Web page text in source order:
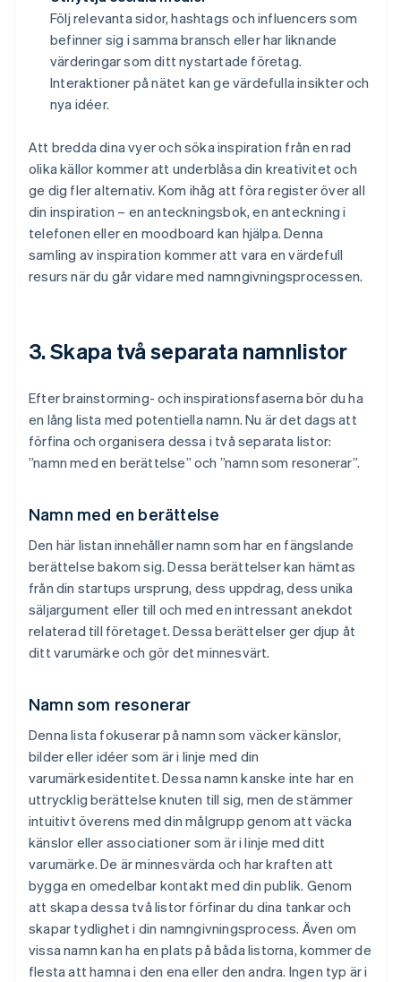
Följ relevanta sidor, hashtags och influencers som
befinner sig i samma bransch eller har liknande
värderingar som ditt nystartade företag.
Interaktioner på nätet kan ge värdefulla insikter och
nya idéer.
Att bredda dina vyer och söka inspiration från en rad
olika källor kommer att underblåsa din kreativitet och
ge dig fler alternativ. Kom ihåg att föra register över all
din inspiration – en anteckningsbok, en anteckning i
telefonen eller en moodboard kan hjälpa. Denna
samling av inspiration kommer att vara en värdefull
resurs när du går vidare med namngivningsprocessen.
3. Skapa två separata namnlistor
Efter brainstorming- och inspirationsfaserna bör du ha
en lång lista med potentiella namn. Nu är det dags att
förfina och organisera dessa i två separata listor:
”namn med en berättelse” och ”namn som resonerar”.
Namn med en berättelse
Den här listan innehåller namn som har en fängslande
berättelse bakom sig. Dessa berättelser kan hämtas
från din startups ursprung, dess uppdrag, dess unika
säljargument eller till och med en intressant anekdot
relaterad till företaget. Dessa berättelser ger djup åt
ditt varumärke och gör det minnesvärt.
Namn som resonerar
Denna lista fokuserar på namn som väcker känslor,
bilder eller idéer som är i linje med din
varumärkesidentitet. Dessa namn kanske inte har en
uttrycklig berättelse knuten till sig, men de stämmer
intuitivt överens med din målgrupp genom att väcka
känslor eller associationer som är i linje med ditt
varumärke. De är minnesvärda och har kraften att
bygga en omedelbar kontakt med din publik. Genom
att skapa dessa två listor förfinar du dina tankar och
skapar tydlighet i din namngivningsprocess. Även om
vissa namn kan ha en plats på båda listorna, kommer de
flesta att hamna i den ena eller den andra. Ingen typ är i